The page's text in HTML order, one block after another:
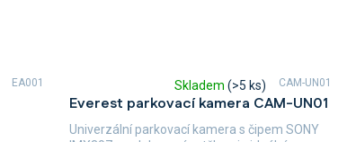
EA001
Everest parkovací kamera CAM-UN01
hodnocení
produktu
Skladem (>5 ks)
Univerzální parkovací kamera s čipem SONY
CAM-UN01